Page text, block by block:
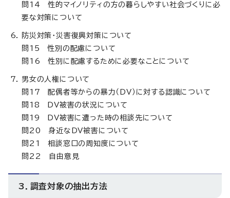
問14 性的マイノリティの方の暮らしやすい社会づくりに必
要な対策について
防災対策・災害復興対策について
問15 性別の配慮について
問16 性別に配慮するために必要なことについて
男女の人権について
問17 配偶者等からの暴力（DV）に対する認識について
問18 DV被害の状況について
問19 DV被害に遭った時の相談先について
問20 身近なDV被害について
問21 相談窓口の周知度について
問22 自由意見
3．調査対象の抽出方法